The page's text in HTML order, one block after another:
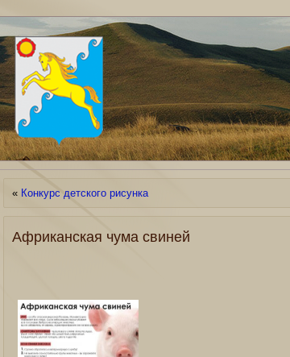
« Конкурс детского рисунка
Африканская чума свиней